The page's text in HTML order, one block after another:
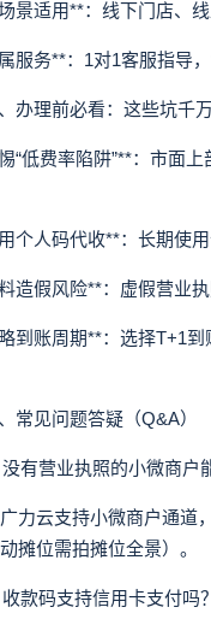
适用**：线下门店、线
务**：1对1客服指导，
理前必看：这些坑千万
费率陷阱”**：市面上
人码代收**：长期使用
假风险**：虚假营业执
账周期**：选择T+1到
见问题答疑（Q&A）
营业执照的小微商户
云支持小微商户通道，
摊位需拍摊位全景）。
码支持信用卡支付吗